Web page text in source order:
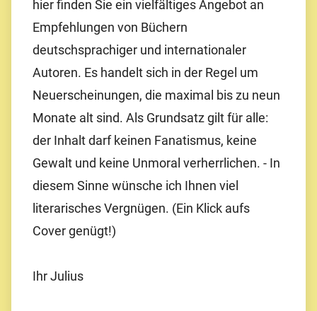
hier finden Sie ein vielfältiges Angebot an
Empfehlungen von Büchern
deutschsprachiger und internationaler
Autoren. Es handelt sich in der Regel um
Neuerscheinungen, die maximal bis zu neun
Monate alt sind. Als Grundsatz gilt für alle:
der Inhalt darf keinen Fanatismus, keine
Gewalt und keine Unmoral verherrlichen. - In
diesem Sinne wünsche ich Ihnen viel
literarisches Vergnügen. (Ein Klick aufs
Cover genügt!)
Ihr Julius